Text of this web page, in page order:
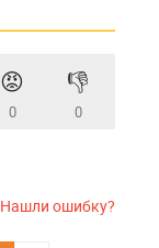
😡
0
👎
0
Нашли ошибку?